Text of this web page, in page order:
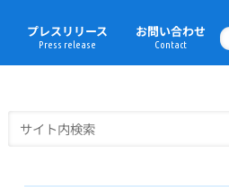
プレスリリース
Press release
お問い合わせ
Contact